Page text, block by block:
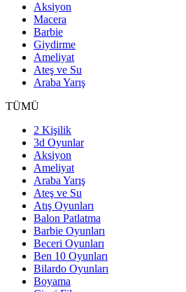
Aksiyon
Macera
Barbie
Giydirme
Ameliyat
Ateş ve Su
Araba Yarış
TÜMÜ
2 Kişilik
3d Oyunlar
Aksiyon
Ameliyat
Araba Yarış
Ateş ve Su
Atış Oyunları
Balon Patlatma
Barbie Oyunları
Beceri Oyunları
Ben 10 Oyunları
Bilardo Oyunları
Boyama